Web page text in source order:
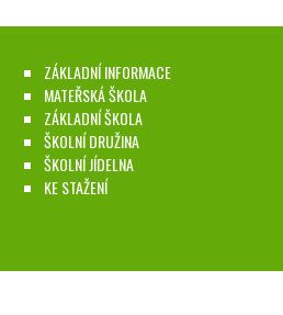
ZÁKLADNÍ INFORMACE
MATEŘSKÁ ŠKOLA
ZÁKLADNÍ ŠKOLA
ŠKOLNÍ DRUŽINA
ŠKOLNÍ JÍDELNA
KE STAŽENÍ